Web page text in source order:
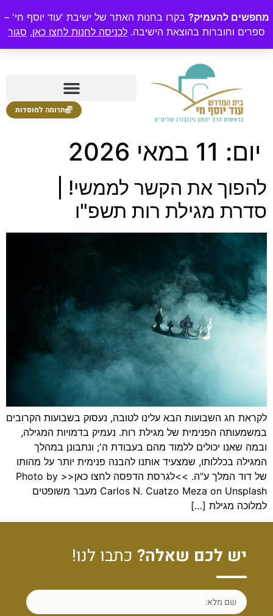
מחפשים להעמיק? בקרו בחנות האתר של ישיבת 'עוד יוסף חי' –
ספרים וחוברות בהוצאת הישיבה. לכניסה לחנות לחצו כאן. סגור
תרומה למוסדות
יום: 11 במאי 2026
להפוך את הקשר לממשי! |
סדרת מגילת רות תשפ"ו
לקראת חג השבועות הבא עלינו לטובה, נעסוק בשבועות הקרובים
במשמעותה הפנימית של מגילת רות. נעמיק בדמויות המגילה,
ובמה שאנו יכולים ללמוד מהם בעבודת ה'; ונתבונן במהלך
המגילה בכללותו, שמצעיד אותנו להבנה פנימית יותר על מהותו
של דוד המלך ע"ה. >>לגרסת הדפסה לחצו כאן<< Photo by
Carlos N. Cuatzo Meza on Unsplash מעבר משופטים
למלוכה מגילת […]
יש לכם שאלה? כתבו לנו!